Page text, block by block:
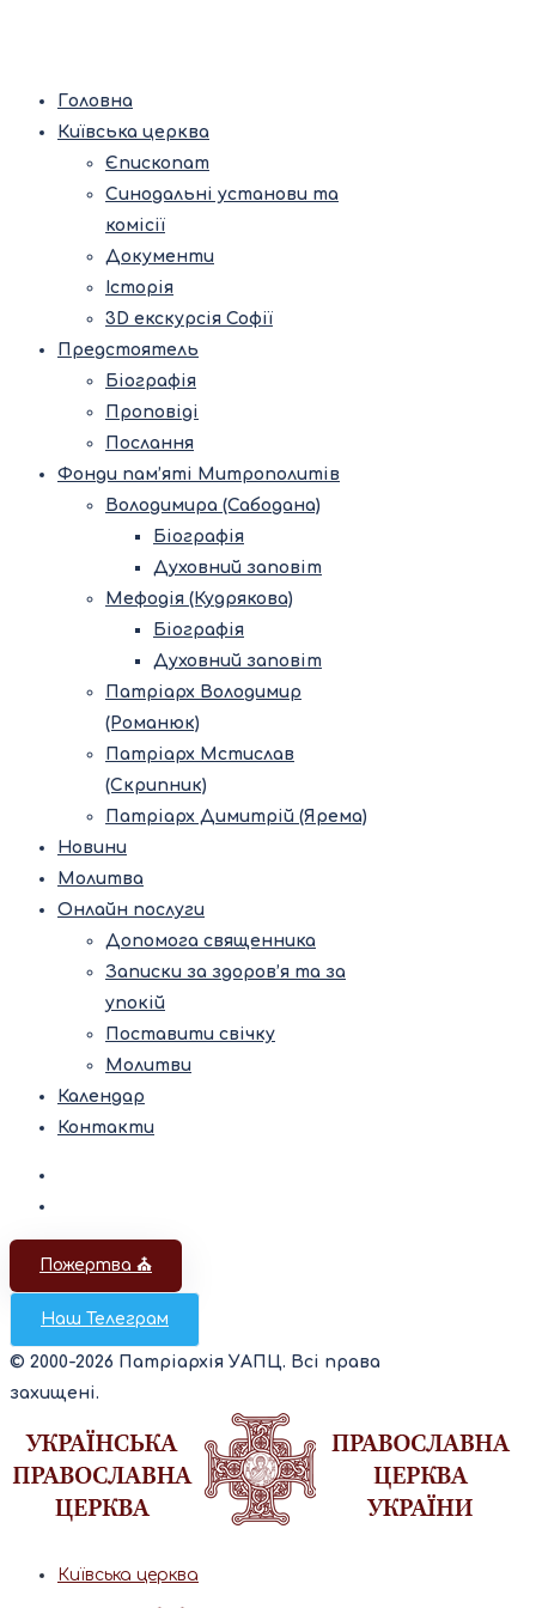
Головна
Київська церква
Єпископат
Синодальні установи та
комісії
Документи
Історія
3D екскурсія Софії
Предстоятель
Біографія
Проповіді
Послання
Фонди пам’яті Митрополитів
Володимира (Сабодана)
Біографія
Духовний заповіт
Мефодія (Кудрякова)
Біографія
Духовний заповіт
Патріарх Володимир
(Романюк)
Патріарх Мстислав
(Скрипник)
Патріарх Димитрій (Ярема)
Новини
Молитва
Онлайн послуги
Допомога священника
Записки за здоров’я та за
упокій
Поставити свічку
Молитви
Календар
Контакти
Пожертва ⛪️
Наш Телеграм
© 2000-2026 Патріархія УАПЦ. Всі права
захищені.
Київська церква